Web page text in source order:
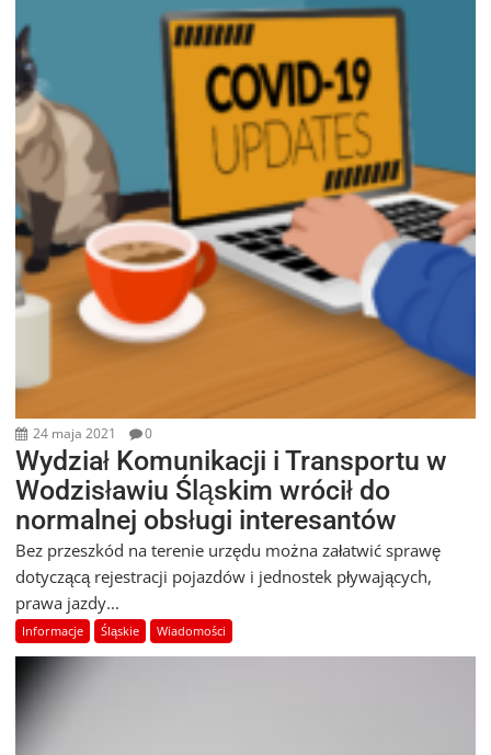
24 maja 2021 0
Wydział Komunikacji i Transportu w
Wodzisławiu Śląskim wrócił do
normalnej obsługi interesantów
Bez przeszkód na terenie urzędu można załatwić sprawę
dotyczącą rejestracji pojazdów i jednostek pływających,
prawa jazdy...
Informacje Śląskie Wiadomości